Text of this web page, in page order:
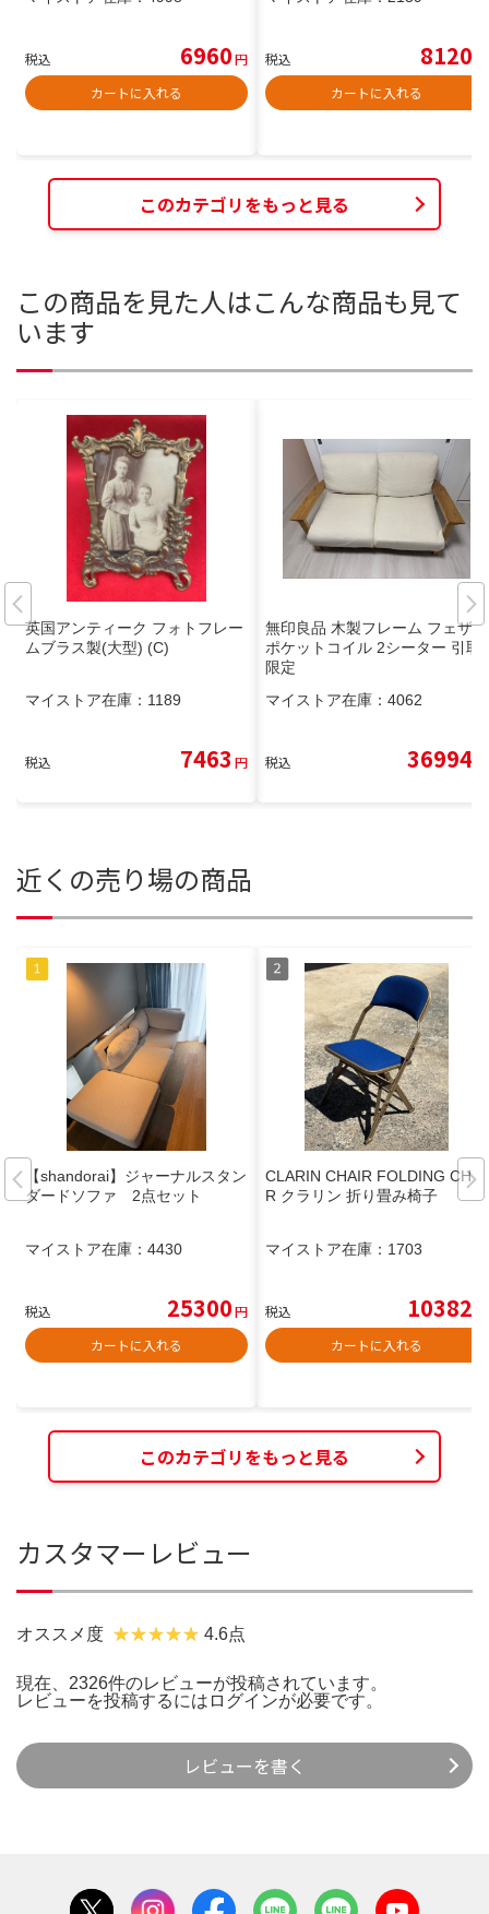
税込 6960円
カートに入れる
税込 8120
カートに入れる
このカテゴリをもっと見る
この商品を見た人はこんな商品も見て
います
英国アンティーク フォトフレー
ムブラス製(大型) (C)
マイストア在庫： 1189
税込 7463 円
無印良品 木製フレーム フェザー
ポケットコイル 2シーター 引取
限定
マイストア在庫： 4062
税込 36994
近くの売り場の商品
【shandorai】ジャーナルスタン
ダードソファ 2点セット
マイストア在庫： 4430
税込 25300円
カートに入れる
CLARIN CHAIR FOLDING CHAI
R クラリン 折り畳み椅子
マイストア在庫： 1703
税込 10382
カートに入れる
このカテゴリをもっと見る
カスタマーレビュー
オススメ度 4.6点
現在、2326件のレビューが投稿されています。
レビューを投稿するには ログインが必要です。
レビューを書く